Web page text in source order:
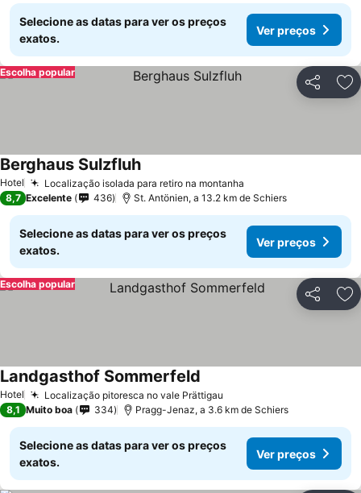
Selecione as datas para ver os preços
exatos.
Ver preços
Partilhar
Escolha popular
Hotel Localização isolada para retiro na montanha
Berghaus Sulzfluh
8,7 Excelente 436 St. Antönien, a 13.2 km de Schiers
Selecione as datas para ver os preços
exatos.
Ver preços
Partilhar
Escolha popular
Hotel Localização pitoresca no vale Prättigau
Landgasthof Sommerfeld
8,1 Muito boa 334 Pragg-Jenaz, a 3.6 km de Schiers
Selecione as datas para ver os preços
exatos.
Ver preços